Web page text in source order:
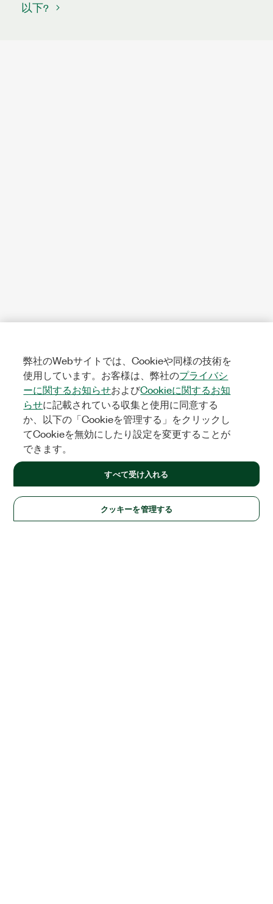
以下?
弊社のWebサイトでは、Cookieや同様の技術を
使用しています。お客様は、弊社のプライバシ
ーに関するお知らせおよびCookieに関するお知
らせに記載されている収集と使用に同意する
か、以下の「Cookieを管理する」をクリックし
てCookieを無効にしたり設定を変更することが
できます。
クッキーを管理する
すべて受け入れる